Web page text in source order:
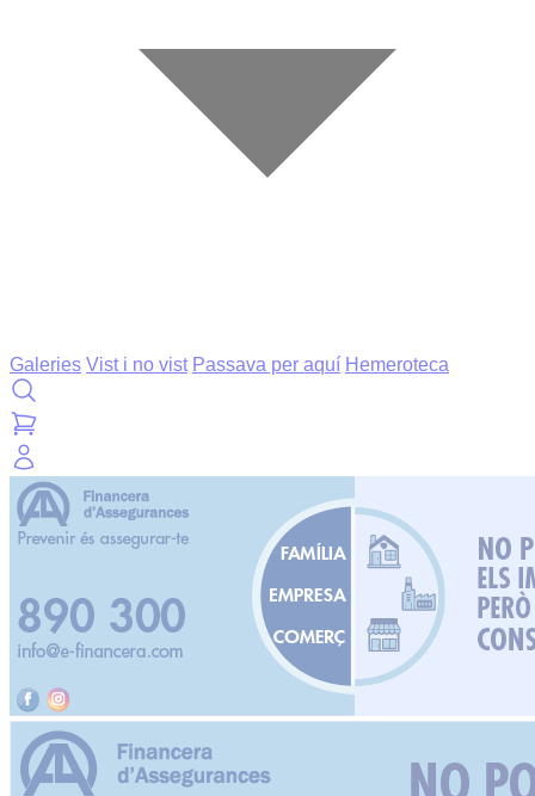
Galeries Vist i no vist Passava per aquí Hemeroteca